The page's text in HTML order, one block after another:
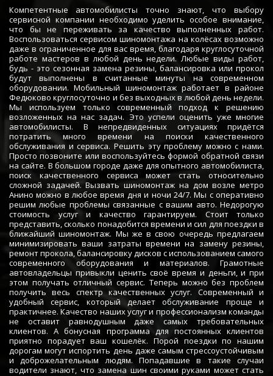
Компетентные автомобилисты точно знают, что выбору
сервисной компании необходимо уделить особое внимание,
что бы не переживать за качество выполненных работ.
Воспользоваться сервисом шиномонтажа на колёсах возможно
даже в ограниченное для вас время, благодаря круглосуточной
работе мастеров в любой день недели. Любые виды работ,
будь - это сезонная замена резины, балансировка или прокол
будут выполнены в считанные минуты на современном
оборудовании. Мобильный шиномонтаж работает в районе
Федюково круглосуточно и без выходных в любой день недели.
Мы используем только современный подход к решению
возложенных на нас задач. Это успели оценить уже многие
автомобилисты. В непредвиденных ситуациях придётся
потратить много времени на поиски качественного
обслуживания и сервиса. Решить эту проблему можно с нами.
Просто позвоните или воспользуйтесь формой обратной связи
на сайте. В большом городе даже для опытного автомобилиста,
поиск качественного сервиса может стать относительно
сложной задачей. Вызвать шиномонтаж на дом возле метро
Анино можно в любое время дня и ночи 24/7. Мы с оперативно
решим любые проблемы связанные с вашим авто. Недорогую
стоимость услуг и качество гарантируем. Стоит только
представить, сколько понадобится времени и сил для поездки в
ближайший шиномонтаж. Мы же в свою очередь предлагаем
минимизировать ваши затраты времени на замену резины,
ремонт прокола, балансировку дисков с использованием самого
современного оборудования и материалов. Грамотные
автовладельцы привыкли ценить своё время и деньги, и при
этом получать отличный сервис. Теперь можно без проблем
получить весь спектр качественных услуг. Современный и
удобный сервис, который делает обслуживание проще и
практичнее. Качество наших услуг и профессионализм команды
не оставит равнодушным даже самых требовательных
клиентов. А бонусная программа для постоянных клиентов
приятно порадует ваш кошелёк. Порой поездки по нашим
дорогам могут испортить день даже самым стрессоустойчивым
и доброжелательным людям. Попадавшие в такие случаи
водители знают, что замена шин своими руками может стать